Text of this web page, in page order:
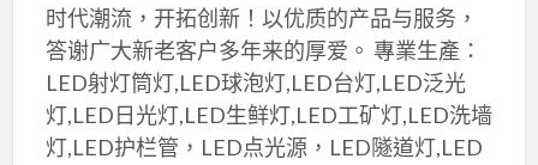
时代潮流，开拓创新！以优质的产品与服务，
答谢广大新老客户多年来的厚爱。 專業生產：
LED射灯筒灯,LED球泡灯,LED台灯,LED泛光
灯,LED日光灯,LED生鲜灯,LED工矿灯,LED洗墙
灯,LED护栏管，LED点光源，LED隧道灯,LED